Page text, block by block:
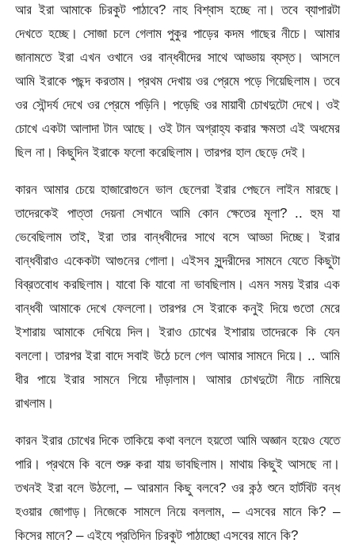
আর ইরা আমাকে চিরকুট পাঠাবে? নাহ বিশ্বাস হচ্ছে না। তবে ব্যাপারটা
দেখতে হচ্ছে। সোজা চলে গেলাম পুকুর পাড়ের কদম গাছের নীচে। আমার
জানামতে ইরা এখন ওখানে ওর বান্ধবীদের সাথে আড্ডায় ব্যস্ত। আসলে
আমি ইরাকে পছন্দ করতাম। প্রথম দেখায় ওর প্রেমে পড়ে গিয়েছিলাম। তবে
ওর সৌন্দর্য দেখে ওর প্রেমে পড়িনি। পড়েছি ওর মায়াবী চোখদুটো দেখে। ওই
চোখে একটা আলাদা টান আছে। ওই টান অগ্রাহ্য করার ক্ষমতা এই অধমের
ছিল না। কিছুদিন ইরাকে ফলো করেছিলাম। তারপর হাল ছেড়ে দেই।
কারন আমার চেয়ে হাজারোগুনে ভাল ছেলেরা ইরার পেছনে লাইন মারছে।
তাদেরকেই পাত্তা দেয়না সেখানে আমি কোন ক্ষেতের মূলা? .. হুম যা
ভেবেছিলাম তাই, ইরা তার বান্ধবীদের সাথে বসে আড্ডা দিচ্ছে। ইরার
বান্ধবীরাও একেকটা আগুনের গোলা। এইসব সুন্দরীদের সামনে যেতে কিছুটা
বিব্রতবোধ করছিলাম। যাবো কি যাবো না ভাবছিলাম। এমন সময় ইরার এক
বান্ধবী আমাকে দেখে ফেললো। তারপর সে ইরাকে কনুই দিয়ে গুতো মেরে
ইশারায় আমাকে দেখিয়ে দিল। ইরাও চোখের ইশারায় তাদেরকে কি যেন
বললো। তারপর ইরা বাদে সবাই উঠে চলে গেল আমার সামনে দিয়ে। .. আমি
ধীর পায়ে ইরার সামনে গিয়ে দাঁড়ালাম। আমার চোখদুটো নীচে নামিয়ে
রাখলাম।
কারন ইরার চোখের দিকে তাকিয়ে কথা বললে হয়তো আমি অজ্ঞান হয়েও যেতে
পারি। প্রথমে কি বলে শুরু করা যায় ভাবছিলাম। মাথায় কিছুই আসছে না।
তখনই ইরা বলে উঠলো, – আরমান কিছু বলবে? ওর কন্ঠ শুনে হার্টবিট বন্ধ
হওয়ার জোগাড়। নিজেকে সামলে নিয়ে বললাম, – এসবের মানে কি? –
কিসের মানে? – এইযে প্রতিদিন চিরকুট পাঠাচ্ছো এসবের মানে কি?